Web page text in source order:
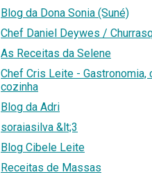
Blog da Dona Sonia (Suné)
Chef Daniel Deywes /
As Receitas da Selene
Chef Cris Leite -
cozinha
Blog da Adri
soraiasilva &lt;3
Blog Cibele Leite
Receitas de Massas